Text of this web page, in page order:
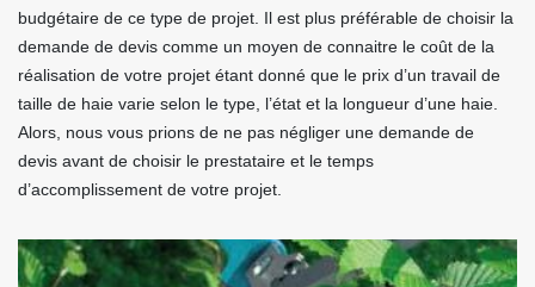
budgétaire de ce type de projet. Il est plus préférable de choisir la
demande de devis comme un moyen de connaitre le coût de la
réalisation de votre projet étant donné que le prix d’un travail de
taille de haie varie selon le type, l’état et la longueur d’une haie.
Alors, nous vous prions de ne pas négliger une demande de
devis avant de choisir le prestataire et le temps
d’accomplissement de votre projet.